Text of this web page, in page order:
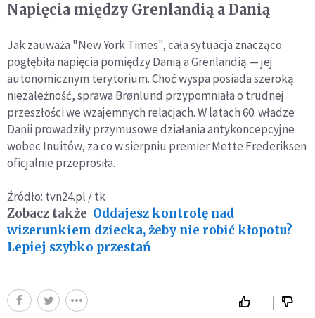
Napięcia między Grenlandią a Danią
Jak zauważa "New York Times", cała sytuacja znacząco
pogłębiła napięcia pomiędzy Danią a Grenlandią — jej
autonomicznym terytorium. Choć wyspa posiada szeroką
niezależność, sprawa Brønlund przypomniała o trudnej
przeszłości we wzajemnych relacjach. W latach 60. władze
Danii prowadziły przymusowe działania antykoncepcyjne
wobec Inuitów, za co w sierpniu premier Mette Frederiksen
oficjalnie przeprosiła.
Źródło: tvn24.pl / tk
Zobacz także Oddajesz kontrolę nad
wizerunkiem dziecka, żeby nie robić kłopotu?
Lepiej szybko przestań